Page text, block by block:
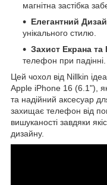
магнітна застібка
Елегантний
унікального стилю.
Захист Екрана та
телефон при падінні.
Цей чохол від Nillkin
Apple iPhone 16 (6.1"),
та надійний аксесуар
захищає телефон від
вишуканості завдяки
дизайну.